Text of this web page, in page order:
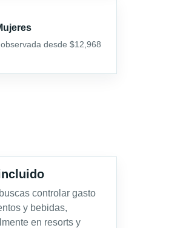
desde $12,968
controlar gasto
y bebidas,
en resorts y